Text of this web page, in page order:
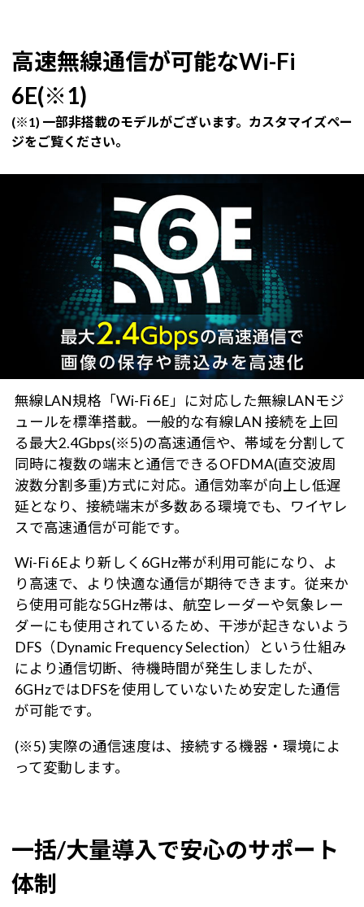
高速無線通信が可能なWi-Fi
6E(※1)
(※1) 一部非搭載のモデルがございます。カスタマイズペー
ジをご覧ください。
無線LAN規格「Wi-Fi 6E」に対応した無線LANモジ
ュールを標準搭載。一般的な有線LAN 接続を上回
る最大2.4Gbps(※5)の高速通信や、帯域を分割して
同時に複数の端末と通信できるOFDMA(直交波周
波数分割多重)方式に対応。通信効率が向上し低遅
延となり、接続端末が多数ある環境でも、ワイヤレ
スで高速通信が可能です。
Wi-Fi 6Eより新しく6GHz帯が利用可能になり、よ
り高速で、より快適な通信が期待できます。従来か
ら使用可能な5GHz帯は、航空レーダーや気象レー
ダーにも使用されているため、干渉が起きないよう
DFS（Dynamic Frequency Selection）という仕組み
により通信切断、待機時間が発生しましたが、
6GHzではDFSを使用していないため安定した通信
が可能です。
(※5) 実際の通信速度は、接続する機器・環境によ
って変動します。
一括/大量導入で安心のサポート
体制